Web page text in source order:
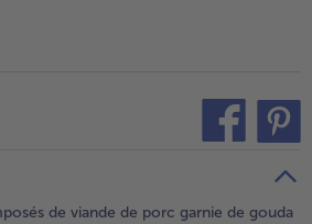
de viande de porc garnie de gouda